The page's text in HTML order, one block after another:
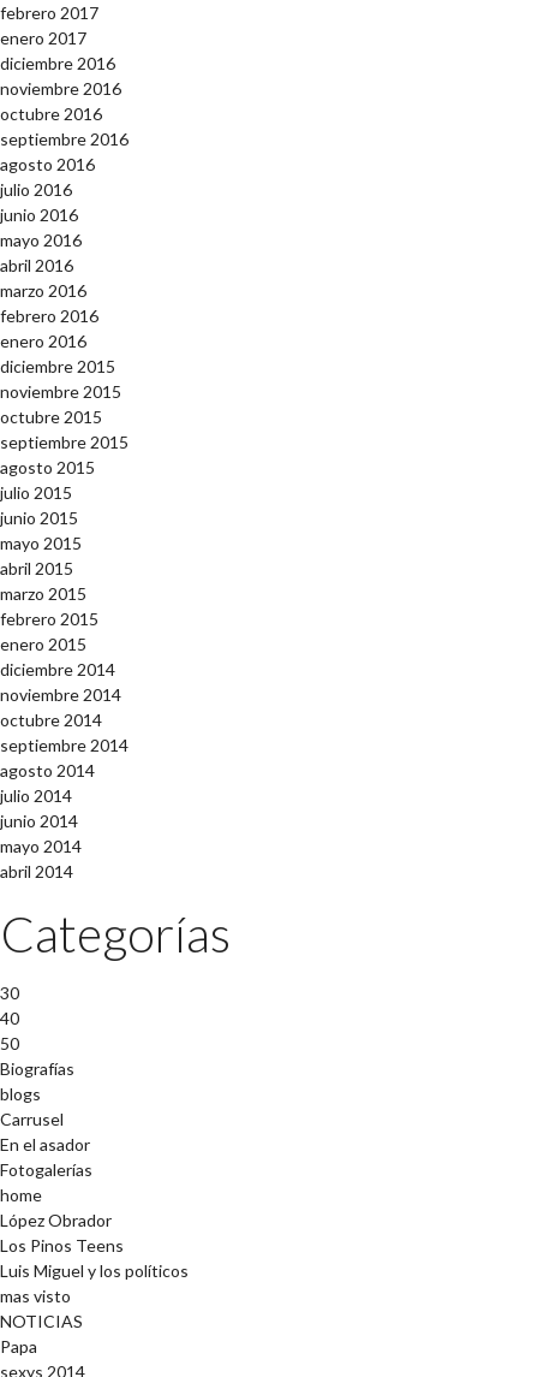
febrero 2017
enero 2017
diciembre 2016
noviembre 2016
octubre 2016
septiembre 2016
agosto 2016
julio 2016
junio 2016
mayo 2016
abril 2016
marzo 2016
febrero 2016
enero 2016
diciembre 2015
noviembre 2015
octubre 2015
septiembre 2015
agosto 2015
julio 2015
junio 2015
mayo 2015
abril 2015
marzo 2015
febrero 2015
enero 2015
diciembre 2014
noviembre 2014
octubre 2014
septiembre 2014
agosto 2014
julio 2014
junio 2014
mayo 2014
abril 2014
Categorías
30
40
50
Biografías
blogs
Carrusel
En el asador
Fotogalerías
home
López Obrador
Los Pinos Teens
Luis Miguel y los políticos
mas visto
NOTICIAS
Papa
sexys 2014